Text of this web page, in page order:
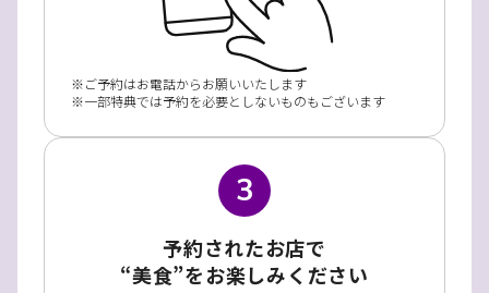
ご予約はお電話からお願いいたします
一部特典では予約を必要としないものもございます
3
予約されたお店で
“美食”をお楽しみください